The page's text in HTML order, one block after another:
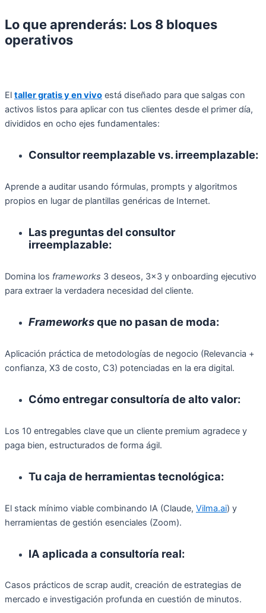
Lo que aprenderás: Los 8 bloques
operativos
El taller gratis y en vivo está diseñado para que salgas con
activos listos para aplicar con tus clientes desde el primer día,
divididos en ocho ejes fundamentales:
Consultor reemplazable vs. irreemplazable:
Aprende a auditar usando fórmulas, prompts y algoritmos
propios en lugar de plantillas genéricas de Internet.
Las preguntas del consultor
irreemplazable:
Domina los frameworks 3 deseos, 3×3 y onboarding ejecutivo
para extraer la verdadera necesidad del cliente.
Frameworksque no pasan de moda:
Aplicación práctica de metodologías de negocio (Relevancia +
confianza, X3 de costo, C3) potenciadas en la era digital.
Cómo entregar consultoría de alto valor:
Los 10 entregables clave que un cliente premium agradece y
paga bien, estructurados de forma ágil.
Tu caja de herramientas tecnológica:
El stack mínimo viable combinando IA (Claude, Vilma.ai) y
herramientas de gestión esenciales (Zoom).
IA aplicada a consultoría real:
Casos prácticos de scrap audit, creación de estrategias de
mercado e investigación profunda en cuestión de minutos.